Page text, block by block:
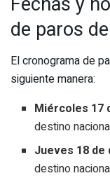
de paros
El cronograma de
siguiente manera:
Miércoles 17
destino
Jueves 18 de
destino